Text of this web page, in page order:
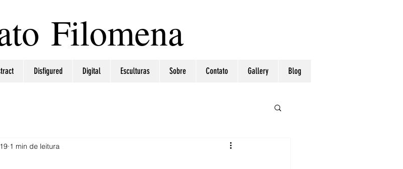
Filomena
Disfigured Digital Esculturas Sobre Contato Gallery Blog
1 min de leitura